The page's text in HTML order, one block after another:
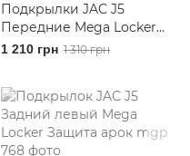
Подкрылки JAC J5
Передние Mega Locker
Защита арок
1 210 грн 1 310 грн